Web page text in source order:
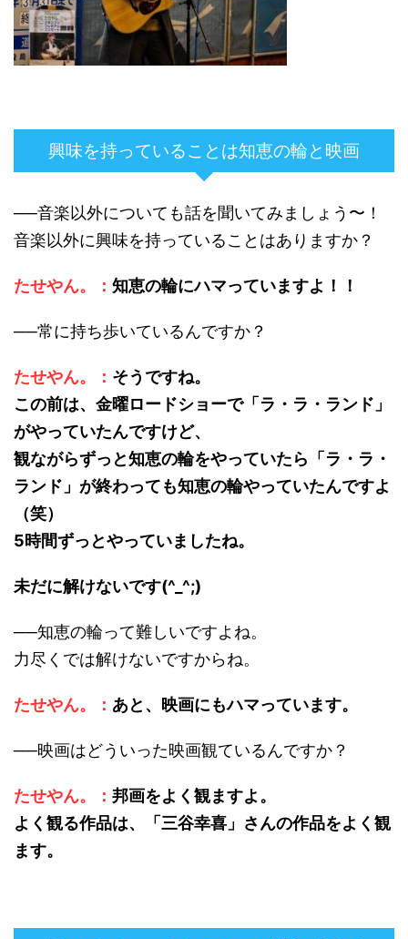
興味を持っていることは知恵の輪と映画
──音楽以外についても話を聞いてみましょう〜！
音楽以外に興味を持っていることはありますか？
たせやん。： 知恵の輪にハマっていますよ！！
──常に持ち歩いているんですか？
たせやん。： そうですね。
この前は、金曜ロードショーで「ラ・ラ・ランド」
がやっていたんですけど、
観ながらずっと知恵の輪をやっていたら「ラ・ラ・
ランド」が終わっても知恵の輪やっていたんですよ
（笑）
5時間ずっとやっていましたね。
未だに解けないです(^_^;)
──知恵の輪って難しいですよね。
力尽くでは解けないですからね。
たせやん。： あと、映画にもハマっています。
──映画はどういった映画観ているんですか？
たせやん。： 邦画をよく観ますよ。
よく観る作品は、「三谷幸喜」さんの作品をよく観
ます。